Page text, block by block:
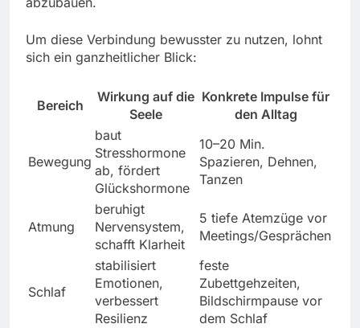
Um diese Verbindung bewusster zu nutzen, lohnt
sich ein ganzheitlicher Blick:
Bereich
Wirkung auf die
Seele
Konkrete Impulse für
den Alltag
Bewegung
baut
Stresshormone
ab, fördert
Glückshormone
10–20 Min.
Spazieren, Dehnen,
Tanzen
Atmung
beruhigt
Nervensystem,
schafft Klarheit
5 tiefe Atemzüge vor
Meetings/Gesprächen
Schlaf
stabilisiert
Emotionen,
verbessert
Resilienz
feste
Zubettgehzeiten,
Bildschirmpause vor
dem Schlaf